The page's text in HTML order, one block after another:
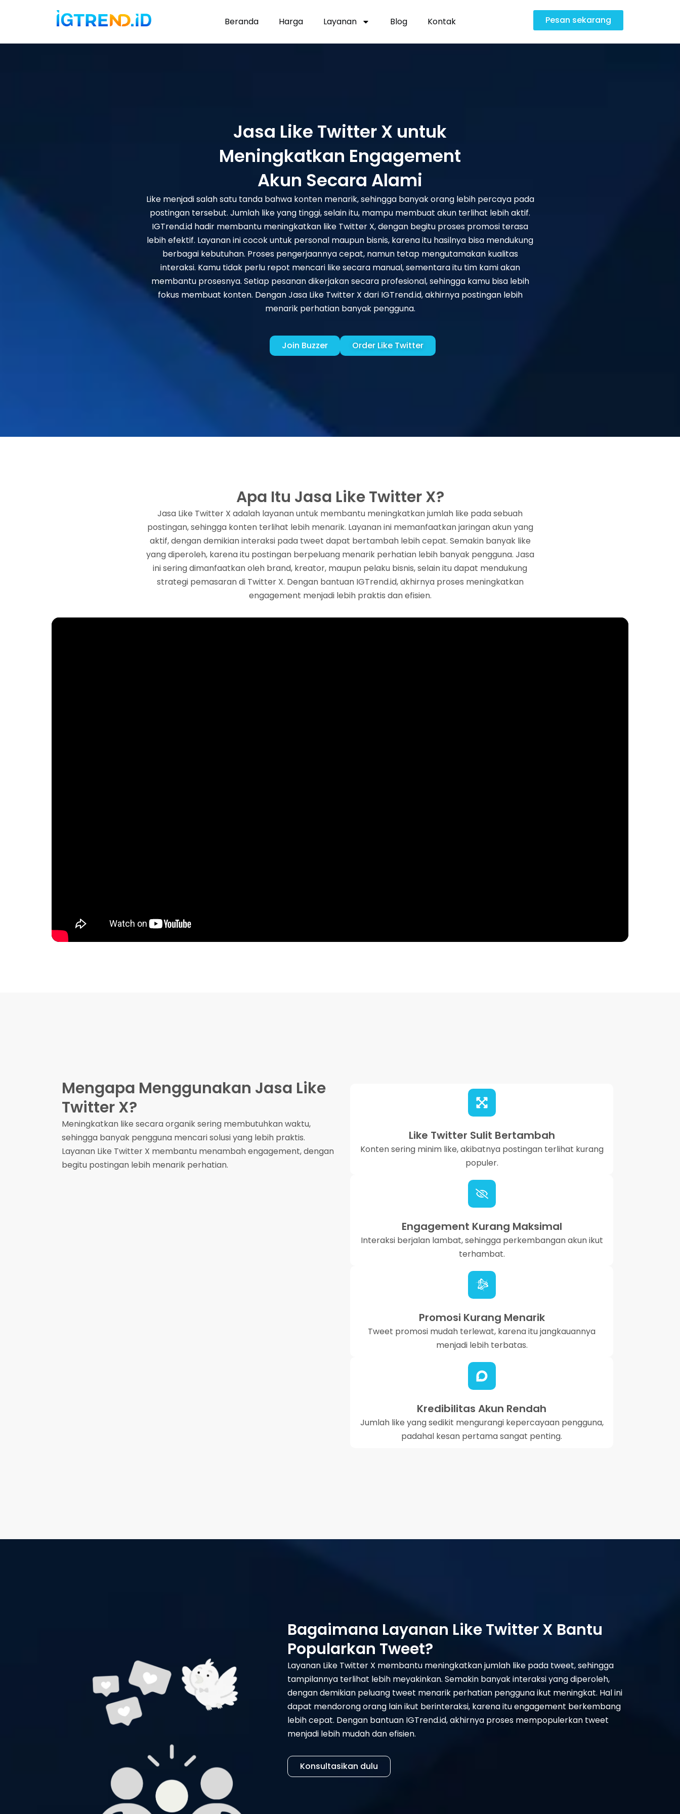
ke
Beranda Harga Layanan Blog Kontak Pesan sekarang
Jasa Like Twitter X untuk
Meningkatkan Engagement
Akun Secara Alami
Like menjadi salah satu tanda bahwa konten menarik, sehingga banyak orang lebih percaya pada
postingan tersebut. Jumlah like yang tinggi, selain itu, mampu membuat akun terlihat lebih aktif.
IGTrend.id hadir membantu meningkatkan like Twitter X, dengan begitu proses promosi terasa
lebih efektif. Layanan ini cocok untuk personal maupun bisnis, karena itu hasilnya bisa mendukung
berbagai kebutuhan. Proses pengerjaannya cepat, namun tetap mengutamakan kualitas
interaksi. Kamu tidak perlu repot mencari like secara manual, sementara itu tim kami akan
membantu prosesnya. Setiap pesanan dikerjakan secara profesional, sehingga kamu bisa lebih
fokus membuat konten. Dengan Jasa Like Twitter X dari IGTrend.id, akhirnya postingan lebih
menarik perhatian banyak pengguna.
Join Buzzer Order Like Twitter
Apa Itu Jasa Like Twitter X?
Jasa Like Twitter X adalah layanan untuk membantu meningkatkan jumlah like pada sebuah
postingan, sehingga konten terlihat lebih menarik. Layanan ini memanfaatkan jaringan akun yang
aktif, dengan demikian interaksi pada tweet dapat bertambah lebih cepat. Semakin banyak like
yang diperoleh, karena itu postingan berpeluang menarik perhatian lebih banyak pengguna. Jasa
ini sering dimanfaatkan oleh brand, kreator, maupun pelaku bisnis, selain itu dapat mendukung
strategi pemasaran di Twitter X. Dengan bantuan IGTrend.id, akhirnya proses meningkatkan
engagement menjadi lebih praktis dan efisien.
Mengapa Menggunakan Jasa Like
Twitter X?
Meningkatkan like secara organik sering membutuhkan waktu,
sehingga banyak pengguna mencari solusi yang lebih praktis.
Layanan Like Twitter X membantu menambah engagement, dengan
begitu postingan lebih menarik perhatian.
Like Twitter Sulit Bertambah
Konten sering minim like, akibatnya postingan terlihat kurang
populer.
Engagement Kurang Maksimal
Interaksi berjalan lambat, sehingga perkembangan akun ikut
terhambat.
Promosi Kurang Menarik
Tweet promosi mudah terlewat, karena itu jangkauannya
menjadi lebih terbatas.
Kredibilitas Akun Rendah
Jumlah like yang sedikit mengurangi kepercayaan pengguna,
padahal kesan pertama sangat penting.
Bagaimana Layanan Like Twitter X Bantu
Popularkan Tweet?
Layanan Like Twitter X membantu meningkatkan jumlah like pada tweet, sehingga
tampilannya terlihat lebih meyakinkan. Semakin banyak interaksi yang diperoleh,
dengan demikian peluang tweet menarik perhatian pengguna ikut meningkat. Hal ini
dapat mendorong orang lain ikut berinteraksi, karena itu engagement berkembang
lebih cepat. Dengan bantuan IGTrend.id, akhirnya proses mempopulerkan tweet
menjadi lebih mudah dan efisien.
Konsultasikan dulu